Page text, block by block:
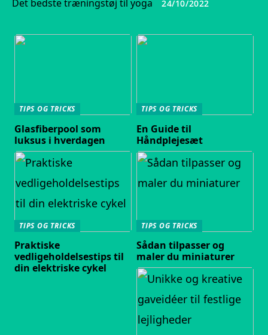
Det bedste træningstøj til yoga 24/10/2022
TIPS OG TRICKS
Glasfiberpool som
luksus i hverdagen
TIPS OG TRICKS
En Guide til
Håndplejesæt
TIPS OG TRICKS
Praktiske
vedligeholdelsestips til
din elektriske cykel
TIPS OG TRICKS
Sådan tilpasser og
maler du miniaturer